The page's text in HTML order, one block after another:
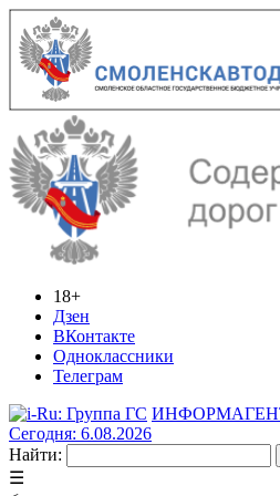
18+
Дзен
ВКонтакте
Одноклассники
Телеграм
Сегодня: 6.08.2026
Найти:
☰